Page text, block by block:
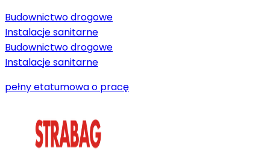
Budownictwo drogowe
Instalacje sanitarne
Budownictwo drogowe
Instalacje sanitarne
pełny etatumowa o pracę